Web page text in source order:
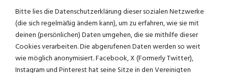
Bitte lies die Datenschutzerklärung dieser sozialen Netzwerke
(die sich regelmäßig ändern kann), um zu erfahren, wie sie mit
deinen (persönlichen) Daten umgehen, die sie mithilfe dieser
Cookies verarbeiten. Die abgerufenen Daten werden so weit
wie möglich anonymisiert. Facebook, X (Formerly Twitter),
Instagram und Pinterest hat seine Sitze in den Vereinigten